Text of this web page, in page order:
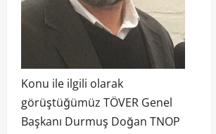
Konu ile ilgili olarak
görüştüğümüz TÖVER Genel
Başkanı Durmuş Doğan TNOP